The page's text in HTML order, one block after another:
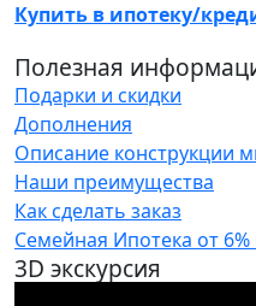
Купить в ипотеку/
Полезная
Подарки и скидки
Дополнения
Описание конструкции
Наши преимущества
Как сделать заказ
Семейная Ипотека от
3D экскурсия